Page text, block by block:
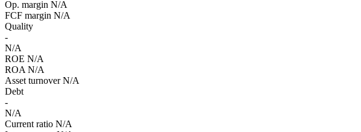
Op. margin N/A
FCF margin N/A
Quality
-
N/A
ROE N/A
ROA N/A
Asset turnover N/A
Debt
-
N/A
Current ratio N/A